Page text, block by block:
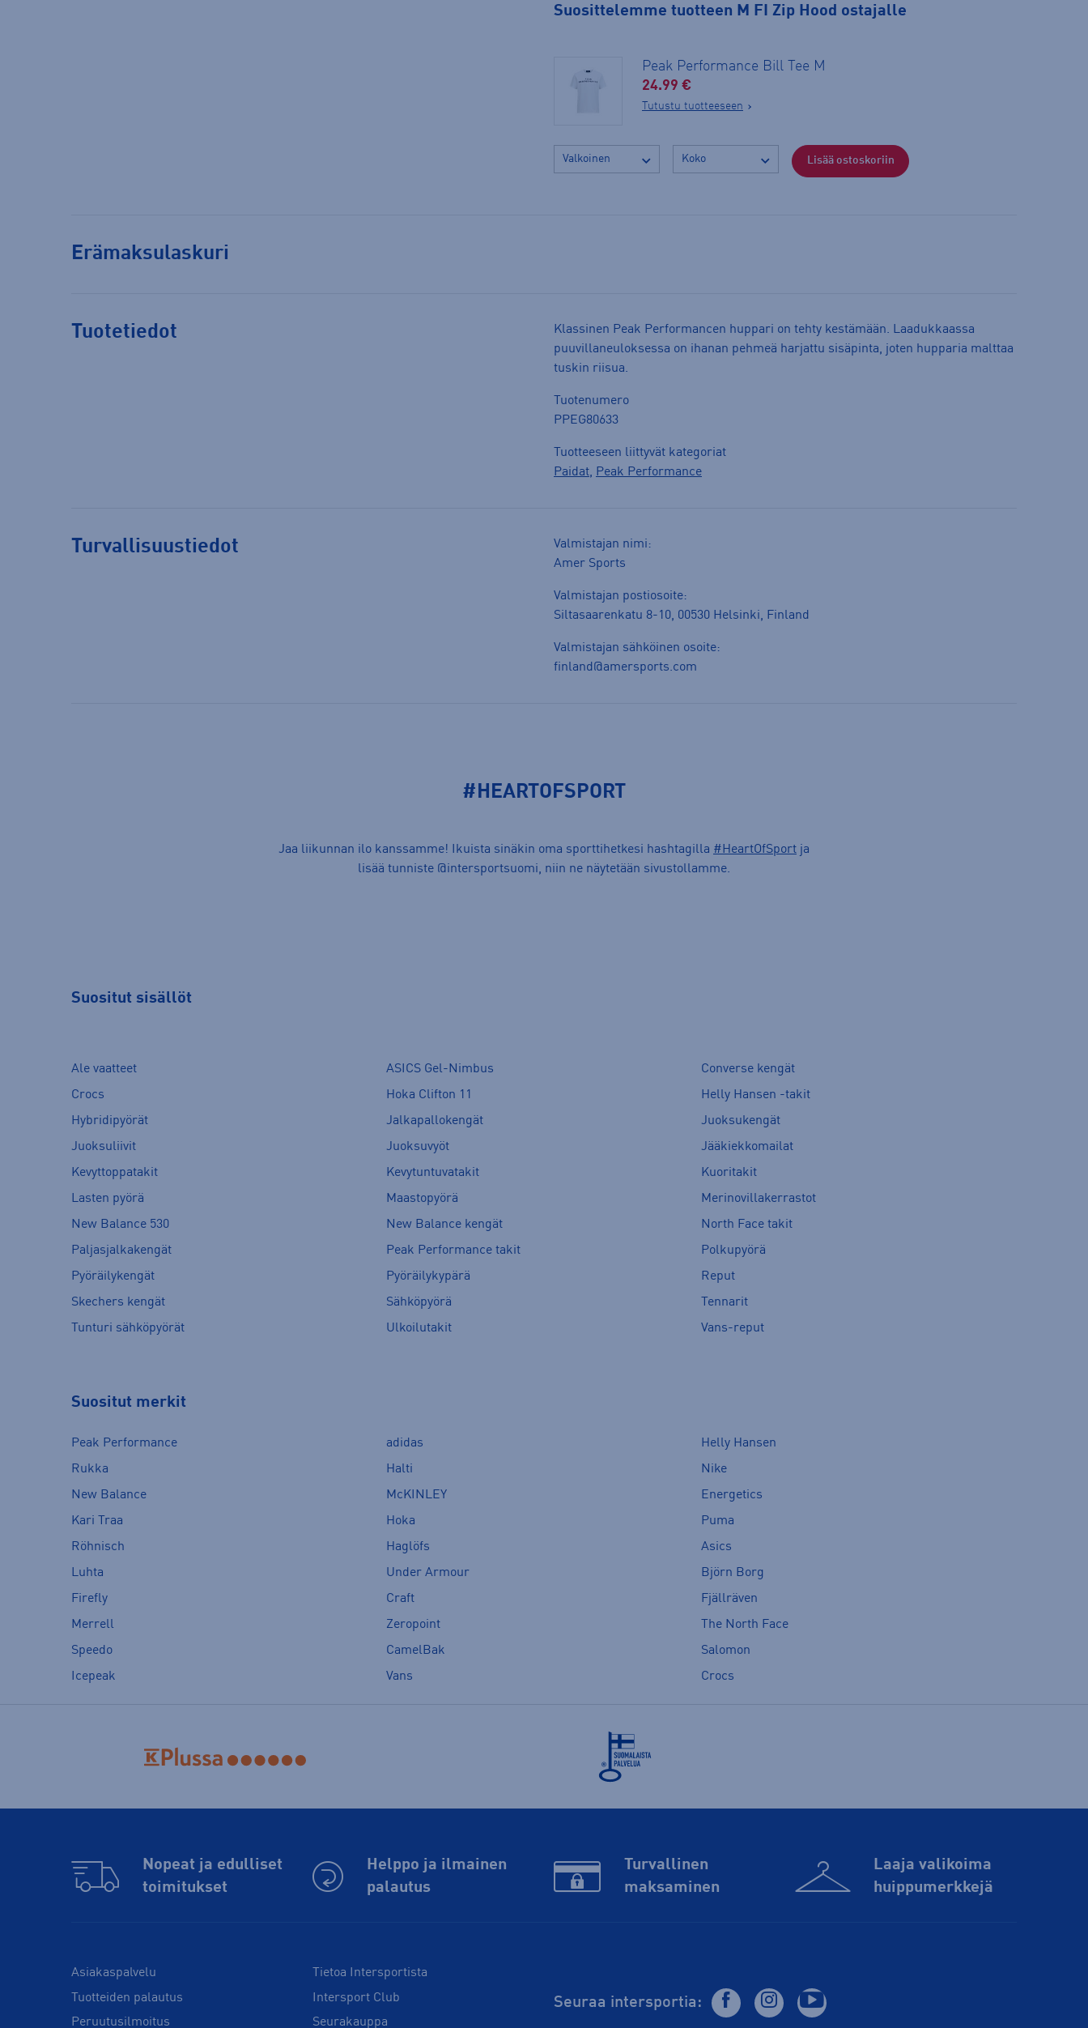
Suosittelemme tuotteen M FI Zip Hood ostajalle
Peak Performance Bill Tee M
24.99 €
Tutustu tuotteeseen
Lisää ostoskoriin
Erämaksulaskuri
Tuotetiedot
Klassinen Peak Performancen huppari on tehty kestämään. Laadukkaassa
puuvillaneuloksessa on ihanan pehmeä harjattu sisäpinta, joten hupparia malttaa
tuskin riisua.
Tuotenumero
PPEG80633
Tuotteeseen liittyvät kategoriat
Paidat, Peak Performance
Turvallisuustiedot
Valmistajan nimi:
Amer Sports
Valmistajan postiosoite:
Siltasaarenkatu 8-10, 00530 Helsinki, Finland
Valmistajan sähköinen osoite:
finland@amersports.com
#HEARTOFSPORT
Jaa liikunnan ilo kanssamme! Ikuista sinäkin oma sporttihetkesi hashtagilla #HeartOfSport ja
lisää tunniste @intersportsuomi, niin ne näytetään sivustollamme.
Suositut sisällöt
Ale vaatteet ASICS Gel-Nimbus
Converse kengät
Crocs
Hoka Clifton 11
Helly Hansen -takit
Hybridipyörät
Jalkapallokengät
Juoksukengät
Juoksuliivit
Juoksuvyöt
Jääkiekkomailat
Kevyttoppatakit
Kevytuntuvatakit
Kuoritakit
Lasten pyörä
Maastopyörä
Merinovillakerrastot
New Balance 530
New Balance kengät
North Face takit
Paljasjalkakengät
Peak Performance takit
Polkupyörä
Pyöräilykengät
Pyöräilykypärä
Reput
Skechers kengät
Sähköpyörä
Tennarit
Tunturi sähköpyörät
Ulkoilutakit Vans-reput
Suositut merkit
Peak Performance adidas
Helly Hansen
Rukka
Halti
Nike
New Balance
McKINLEY
Energetics
Kari Traa
Hoka
Puma
Röhnisch
Haglöfs
Asics
Luhta
Under Armour
Björn Borg
Firefly
Craft
Fjällräven
Merrell
Zeropoint
The North Face
Speedo
CamelBak
Salomon
Icepeak
Vans Crocs
Nopeat ja edulliset
toimitukset
Helppo ja ilmainen
palautus
Turvallinen
maksaminen
Laaja valikoima
huippu­merkkejä
Asiakaspalvelu
Tuotteiden palautus
Peruutusilmoitus
Tietoa Intersportista
Intersport Club
Seurakauppa
Seuraa intersportia: